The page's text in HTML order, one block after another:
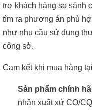
trợ khách hàng so sánh
tìm ra phương án phù
như nhu cầu sử dụng
công sở.
Cam kết khi mua hàng tại
Sản phẩm chính
nhận xuất xứ CO/